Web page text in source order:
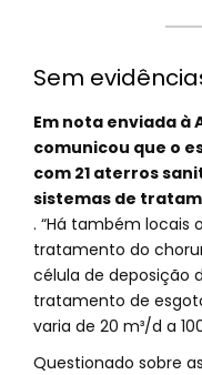
Sem
Em nota enviada à
comunicou que o
com 21 aterros
sistemas de
. “Há também locais
tratamento do
célula de deposição
tratamento de
varia de 20 m³/d a
Questionado sobre